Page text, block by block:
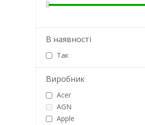
В наявності
Так
Виробник
Acer
AGN
Apple